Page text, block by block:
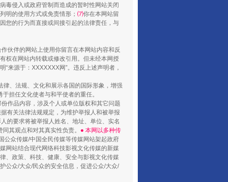
毒侵入或政府管制而造成的暂时性网站关闭
明的使用方式或免责情形； ⑺你在本网站留
您的行为而直接或间接引起的法律责任，与
伙伴的网站上使用你留言在本网站内容和反
权在网站内转载或修改引用。但未经本网授
来源于：XXXXXXX网”。违反上述声明者，
律、法规、文化和展示各国的国际形象，增强
担任文化使者与和平使者的重任。
作品内容，涉及个人或单位版权和其它问题
有关法律法规规定，为维护举报人和被举报
的要求将被举报人姓名、地址、单位、实名
其观点和对其真实性负责。 ● 本网以多种传
公众传媒/中国全民传媒等传媒网站架起政府
网站结合现代网络科技影视文化传媒的新媒
、政策、科技、健康、安全与影视文化传媒
公众/大众/民众的安全信息，促进公众/大众/